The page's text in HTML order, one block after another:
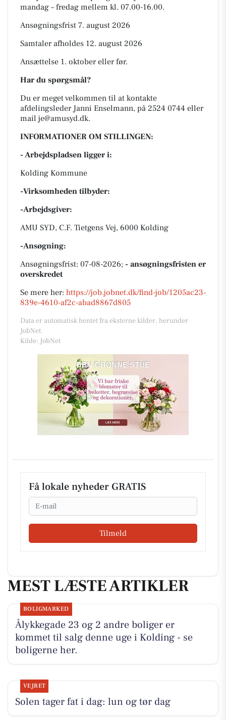
mandag – fredag mellem kl. 07.00-16.00.
Ansøgningsfrist 7. august 2026
Samtaler afholdes 12. august 2026
Ansættelse 1. oktober eller før.
Har du spørgsmål?
Du er meget velkommen til at kontakte
afdelingsleder Janni Enselmann, på 2524 0744 eller
mail je@amusyd.dk.
INFORMATIONER OM STILLINGEN:
- Arbejdspladsen ligger i:
Kolding Kommune
-Virksomheden tilbyder:
-Arbejdsgiver:
AMU SYD, C.F. Tietgens Vej, 6000 Kolding
-Ansøgning:
Ansøgningsfrist: 07-08-2026; - ansøgningsfristen er
overskredet
Se mere her: https://job.jobnet.dk/find-job/1205ac23-
839e-4610-af2c-abad8867d805
Data er automatisk hentet fra eksterne kilder, herunder
JobNet.
Kilde: JobNet
Få lokale nyheder GRATIS
Email
Tilmeld
MEST LÆSTE ARTIKLER
BOLIGMARKED
Ålykkegade 23 og 2 andre boliger er
kommet til salg denne uge i Kolding - se
boligerne her.
VEJRET
Solen tager fat i dag: lun og tør dag